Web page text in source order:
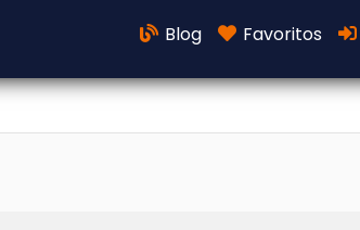
Blog Favoritos